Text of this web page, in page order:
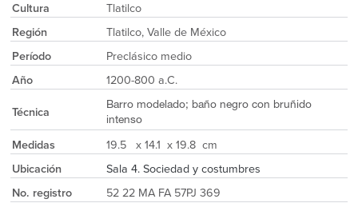
Cultura
Tlatilco
Región
Tlatilco, Valle de México
Período
Preclásico medio
Año
1200-800 a.C.
Técnica
Barro modelado; baño negro con bruñido
intenso
Medidas
19.5 x 14.1 x 19.8 cm
Ubicación
Sala 4. Sociedad y costumbres
No. registro
52 22 MA FA 57PJ 369